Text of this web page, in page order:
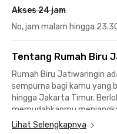
Akses 24 jam
No, jam malam hingga
Tentang Rumah Biru
Rumah Biru Jatiwaringin
sempurna bagi kamu yang
hingga Jakarta Timur.
memudahkanmu
dari kampus, perkantoran,
Lihat Selengkapnya